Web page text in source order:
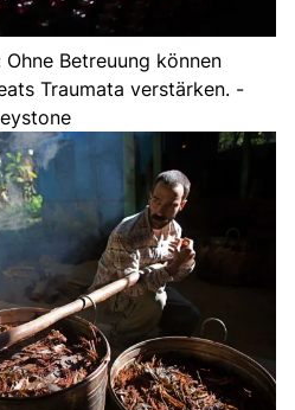
Betreuung können
Traumata verstärken. -